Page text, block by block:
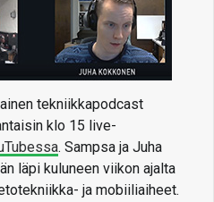
tekniikkapodcast
klo 15 live-
. Sampsa ja Juha
läpi kuluneen viikon ajalta
ja mobiiliaiheet.